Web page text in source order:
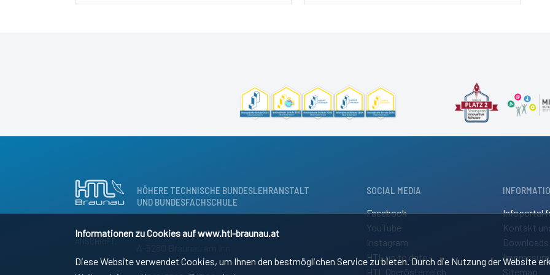
Informationen zu Cookies auf www.htl-braunau.at
Diese Website verwendet Cookies, um Ihnen den bestmöglichen Service zu bieten. Durch die Nutzung der Website
HÖHERE TECHNISCHE BUNDESLEHRANSTALT
UND BUNDESFACHSCHULE
Osternbergerstraße 55
SOCIAL MEDIA
Facebook
YouTube
Instagram
HTL up to date
HTL Oberösterreich
Infoportal
Kontakt
Downloads
Impressum
Sitemap